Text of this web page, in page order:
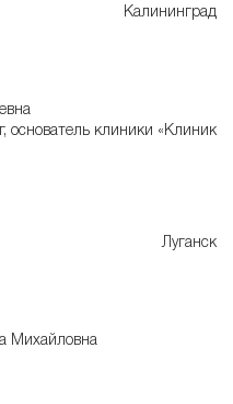
Калининград
основатель клиники «Клиник
Луганск
Михайловна